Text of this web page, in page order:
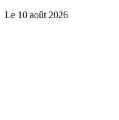
Le 10 août 2026